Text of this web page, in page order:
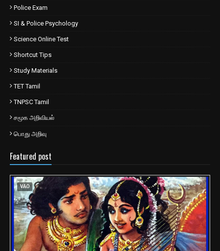
Police Exam
SI & Police Psychology
Science Online Test
Shortcut Tips
Study Materials
TET Tamil
TNPSC Tamil
சமூக அறிவியல்
பொது அறிவு
Featured post
VAO